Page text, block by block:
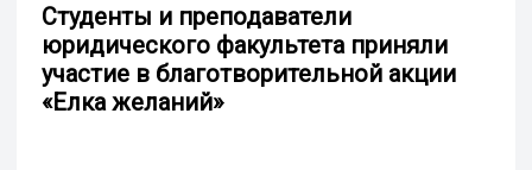
Студенты и преподаватели
юридического факультета приняли
участие в благотворительной акции
«Елка желаний»